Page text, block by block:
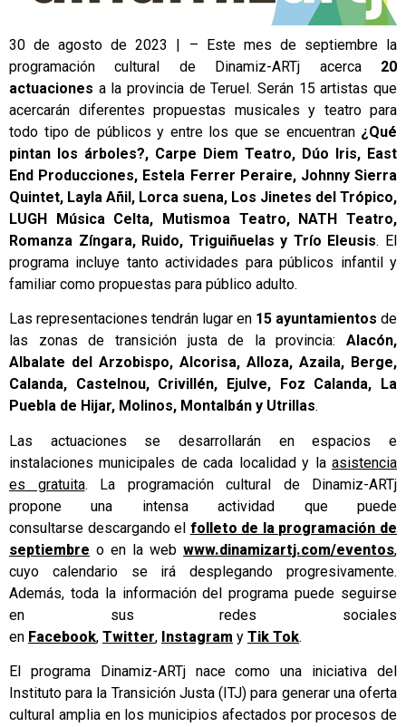
30 de agosto de 2023 | – Este mes de septiembre la
programación cultural de Dinamiz-ARTj acerca 20
actuaciones a la provincia de Teruel. Serán 15 artistas que
acercarán diferentes propuestas musicales y teatro para
todo tipo de públicos y entre los que se encuentran ¿Qué
pintan los árboles?, Carpe Diem Teatro, Dúo Iris, East
End Producciones, Estela Ferrer Peraire, Johnny Sierra
Quintet, Layla Añil, Lorca suena, Los Jinetes del Trópico,
LUGH Música Celta, Mutismoa Teatro, NATH Teatro,
Romanza Zíngara, Ruido, Triguiñuelas y Trío Eleusis. El
programa incluye tanto actividades para públicos infantil y
familiar como propuestas para público adulto.
Las representaciones tendrán lugar en 15 ayuntamientos de
las zonas de transición justa de la provincia: Alacón,
Albalate del Arzobispo, Alcorisa, Alloza, Azaila, Berge,
Calanda, Castelnou, Crivillén, Ejulve, Foz Calanda, La
Puebla de Hijar, Molinos, Montalbán y Utrillas.
Las actuaciones se desarrollarán en espacios e
instalaciones municipales de cada localidad y la asistencia
es gratuita. La programación cultural de Dinamiz-ARTj
propone una intensa actividad que puede
consultarse descargando el folleto de la programación de
septiembre o en la web www.dinamizartj.com/eventos,
cuyo calendario se irá desplegando progresivamente.
Además, toda la información del programa puede seguirse
en sus redes sociales
en Facebook, Twitter, Instagram y Tik Tok.
El programa Dinamiz-ARTj nace como una iniciativa del
Instituto para la Transición Justa (ITJ) para generar una oferta
cultural amplia en los municipios afectados por procesos de